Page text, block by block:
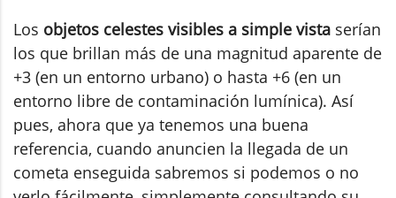
Los objetos celestes visibles a simple vista serían
los que brillan más de una magnitud aparente de
+3 (en un entorno urbano) o hasta +6 (en un
entorno libre de contaminación lumínica). Así
pues, ahora que ya tenemos una buena
referencia, cuando anuncien la llegada de un
cometa enseguida sabremos si podemos o no